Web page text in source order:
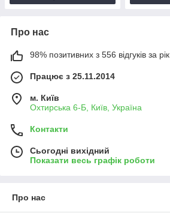
Про нас
98% позитивних з 556 відгуків за рік
Працює з 25.11.2014
м. Київ
Охтирська 6-Б, Київ, Україна
Контакти
Сьогодні вихідний
Показати весь графік роботи
Про нас